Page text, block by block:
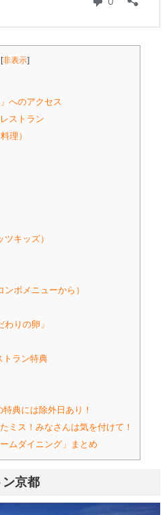
[非表示]
へのアクセス
ストラン
理）
キッズ）
ボメニューから）
りの卵」
トラン特典
典には除外日あり！
ミス！みなさんは気を付けて！
ムダイニング」まとめ
京都